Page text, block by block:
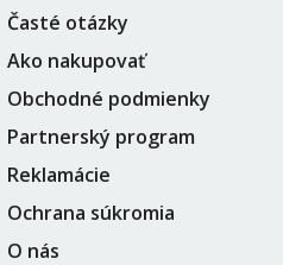
Časté otázky
Ako nakupovať
Obchodné podmienky
Partnerský program
Reklamácie
Ochrana súkromia
O nás